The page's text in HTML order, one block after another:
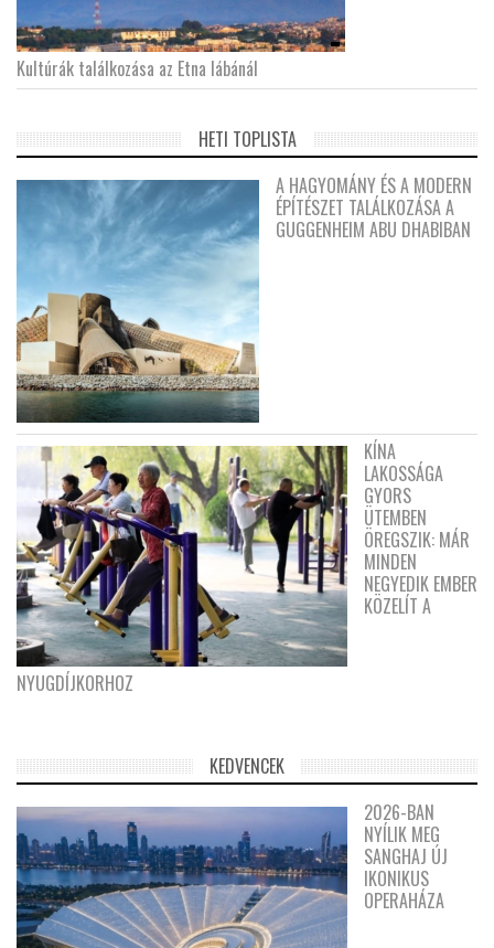
Kultúrák találkozása az Etna lábánál
HETI TOPLISTA
A HAGYOMÁNY ÉS A MODERN
ÉPÍTÉSZET TALÁLKOZÁSA A
GUGGENHEIM ABU DHABIBAN
KÍNA
LAKOSSÁGA
GYORS
ÜTEMBEN
ÖREGSZIK: MÁR
MINDEN
NEGYEDIK EMBER
KÖZELÍT A
NYUGDÍJKORHOZ
KEDVENCEK
2026-BAN
NYÍLIK MEG
SANGHAJ ÚJ
IKONIKUS
OPERAHÁZA